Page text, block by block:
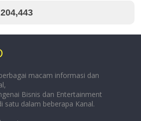
204,443
macam informasi dan
Bisnis dan Entertainment
satu dalam beberapa Kanal.